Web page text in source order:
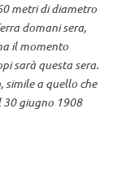
metri di diametro
domani sera,
il momento
sarà questa sera.
simile a quello che
30 giugno 1908